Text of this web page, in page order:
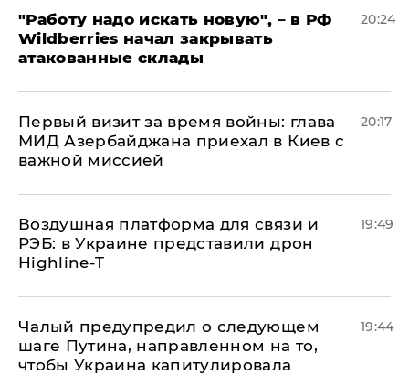
"Работу надо искать новую", – в РФ
Wildberries начал закрывать
атакованные склады
20:24
Первый визит за время войны: глава
МИД Азербайджана приехал в Киев с
важной миссией
20:17
Воздушная платформа для связи и
РЭБ: в Украине представили дрон
Highline-T
19:49
Чалый предупредил о следующем
шаге Путина, направленном на то,
чтобы Украина капитулировала
19:44